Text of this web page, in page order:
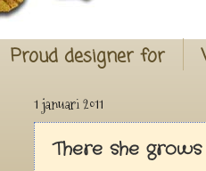
Proud designer for
1 januari 2011
There she